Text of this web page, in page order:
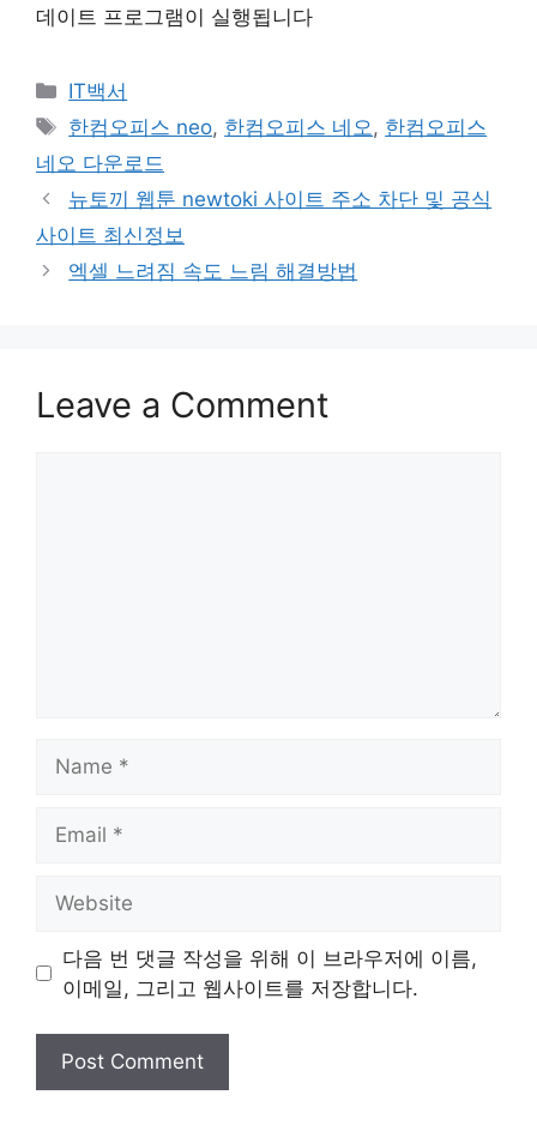
데이트 프로그램이 실행됩니다
Categories
IT백서
Tags
한컴오피스 neo, 한컴오피스 네오 , 한컴오피스
네오 다운로드
Post
navigation
뉴토끼 웹툰 newtoki 사이트 주소 차단 및 공식
사이트 최신정보
엑셀 느려짐 속도 느림 해결방법
Leave a Comment
다음 번 댓글 작성을 위해 이 브라우저에 이름,
이메일, 그리고 웹사이트를 저장합니다.